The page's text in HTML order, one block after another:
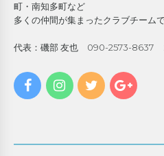
町・南知多町など
多くの仲間が集まったクラブチーム
代表：磯部 友也 090-2573-8637